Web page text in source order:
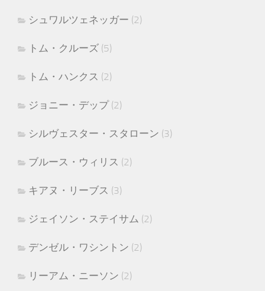
シュワルツェネッガー (2)
トム・クルーズ (5)
トム・ハンクス (2)
ジョニー・デップ(2)
シルヴェスター・スタローン (3)
ブルース・ウィリス (2)
キアヌ・リーブス (3)
ジェイソン・ステイサム (2)
デンゼル・ワシントン (2)
リーアム・ニーソン (2)